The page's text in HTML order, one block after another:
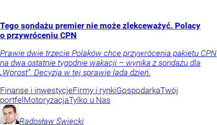
Tego sondażu premier nie może zlekceważyć. Polacy
o przywróceniu CPN
Prawie dwie trzecie Polaków chce przywrócenia pakietu CPN
na dwa ostatnie tygodnie wakacji – wynika z sondażu dla
„Wprost”. Decyzja w tej sprawie lada dzień.
Finanse i inwestycjeFirmy i rynkiGospodarkaTwój
portfelMotoryzacjaTylko u Nas
Radosław Święcki